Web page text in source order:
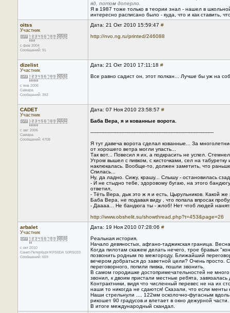
яд, потом доперло.
Я в 1987 тоже только в теории знал - нашел в
интересно расписано было - куда, что и как ставить,
oitss
Участник
с фев 2004
Сообщений: 91
Дата: 21 Окт 2010 15:59:47 #
http://nvo.ng.ru/printed/246088
dizelist
Участник
с янв 2006
Самара
Сообщений: 392
Дата: 21 Окт 2010 17:11:18 #
Все равно садист он, этот полкан... Лучше бы уж на
CADET
Участник
с авг 2006
Самара
Сообщений: 4708
Дата: 07 Ноя 2010 23:58:57 #
Баба Вера, я и кованные ворота.
--------------------------------------------------------------------------------
Я тут давеча ворота сделал кованные... За
от хорошего ветра могли упасть...
Так вот... Повесил я их, а подкрасить не успел.
Утром вышел с пивком, с кисточками, сел на
наклюкалась. Вообще-то, должен заметить, что
Спилась...
Ну, да ладно. Сижу, крашу... Слышу - остановилась
- И не стыдно тебе, здоровому бугаю, на этого
ответил,
- Тёть Вера, дык это ж я и есть, Цырульников. Какой же
Баба Вера, не подавая виду , что попала впросак
- Даааа... Не бандюга ты - жлоб! Нет чтоб людей
http://www.obshelit.su/showthread.php?t=453&page=26
arbalet
Участник
с окт 2010
Санкт-Петербург/KP50DA 50RS033
Сообщений: 659
Дата: 19 Ноя 2010 07:28:06 #
Реальная история.
Начало девяностых, афгано-таджикская граница.
Когда пилотам скажем делать нечего, трое бравых
позвонить родным по межгороду. Ближайший
вечером добраться до заветной цели? Очень просто.
переговорного, попили пивка, пошли звонить.
В самом городишке достопримечательностей не
звонил, к двоим пристали местные ребята,
Контрактники, видя что численный перевес не на их
наши то никогда не сдаются! Сказали, что если
Наши стрельнули .... 122мм осколочно-фугасным
рикошет 90 градусов и влетает в окно дежурной части.
В итоге международный скандал.